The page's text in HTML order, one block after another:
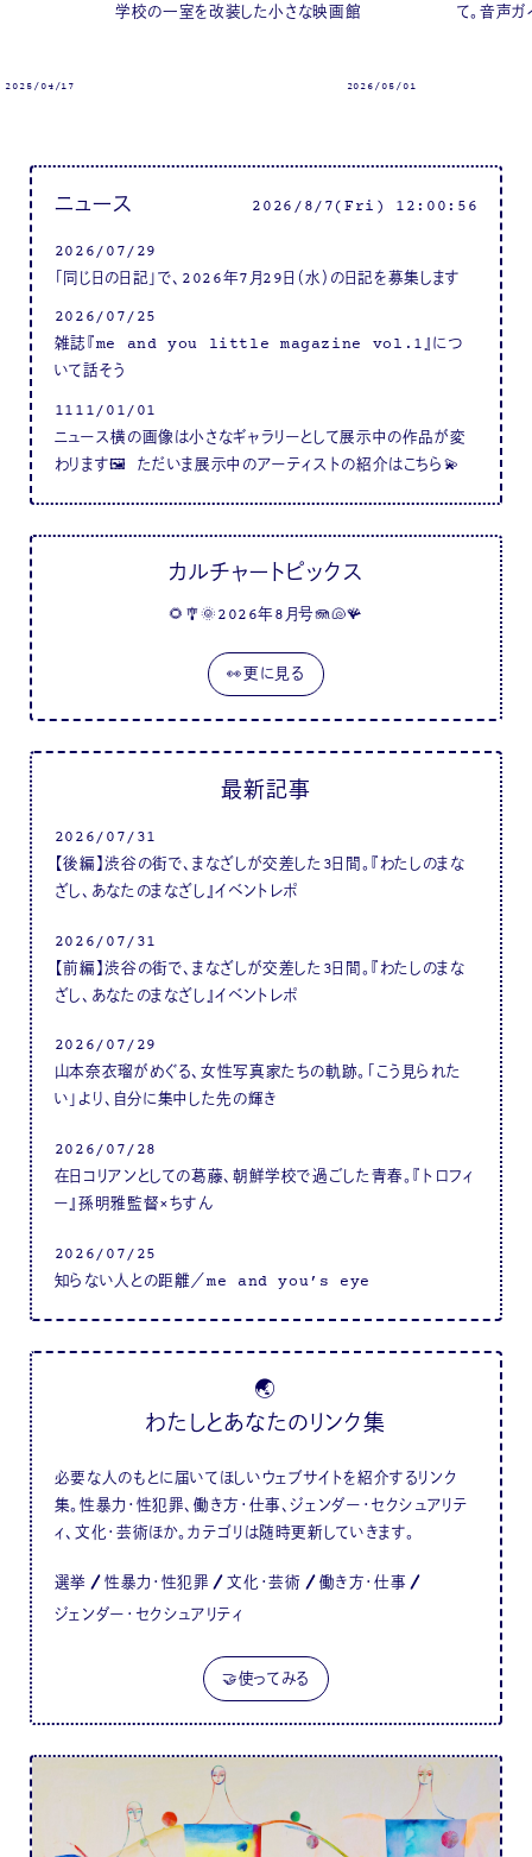
学校の一室を改装した小さな映画館
2026/05/01
て。音声
2025/04/17
ニュース 2026/8/7(Fri) 12:00:57
2026/07/29
「同じ日の日記」で、2026年7月29日（水）の日記を募集します
2026/07/25
雑誌『me and you little magazine vol.1』につ
いて話そう
1111/01/01
ニュース横の画像は小さなギャラリーとして展示中の作品が変
わります🖼 ただいま展示中のアーティストの紹介はこちら💫
カルチャートピックス
🌻🎐🌞2026年8月号🪼🐚🪸
👀更に見る
最新記事
2026/07/31
【後編】渋谷の街で、まなざしが交差した3日間。『わたしのまな
ざし、あなたのまなざし』イベントレポ
2026/07/31
【前編】渋谷の街で、まなざしが交差した3日間。『わたしのまな
ざし、あなたのまなざし』イベントレポ
2026/07/29
山本奈衣瑠がめぐる、女性写真家たちの軌跡。「こう見られた
い」より、自分に集中した先の輝き
2026/07/28
在日コリアンとしての葛藤、朝鮮学校で過ごした青春。『トロフィ
ー』孫明雅監督×ちすん
2026/07/25
知らない人との距離／me and you’s eye
🌏
わたしとあなたのリンク集
必要な人のもとに届いてほしいウェブサイトを紹介するリンク
集。性暴力・性犯罪、働き方・仕事、ジェンダー・セクシュアリテ
ィ、文化・芸術ほか。カテゴリは随時更新していきます。
選挙 性暴力・性犯罪 文化・芸術
働き方・仕事
ジェンダー・セクシュアリティ
🤝使ってみる